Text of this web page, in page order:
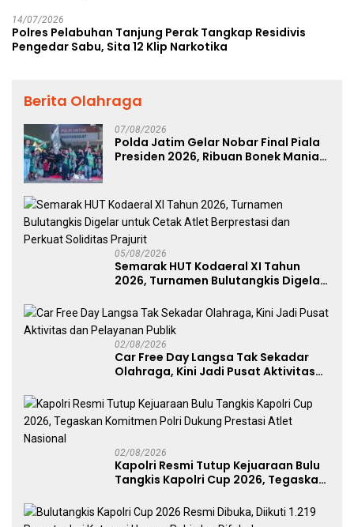
14/07/2026
Polres Pelabuhan Tanjung Perak Tangkap Residivis
Pengedar Sabu, Sita 12 Klip Narkotika
Berita Olahraga
07/08/2026
Polda Jatim Gelar Nobar Final Piala
Presiden 2026, Ribuan Bonek Mania
05/08/2026
Semarak HUT Kodaeral XI Tahun
2026, Turnamen Bulutangkis Digelar
Perkuat Soliditas Prajurit
02/08/2026
Car Free Day Langsa Tak Sekadar
Olahraga, Kini Jadi Pusat Aktivitas
02/08/2026
Kapolri Resmi Tutup Kejuaraan Bulu
Tangkis Kapolri Cup 2026, Tegaskan
Atlet Nasional